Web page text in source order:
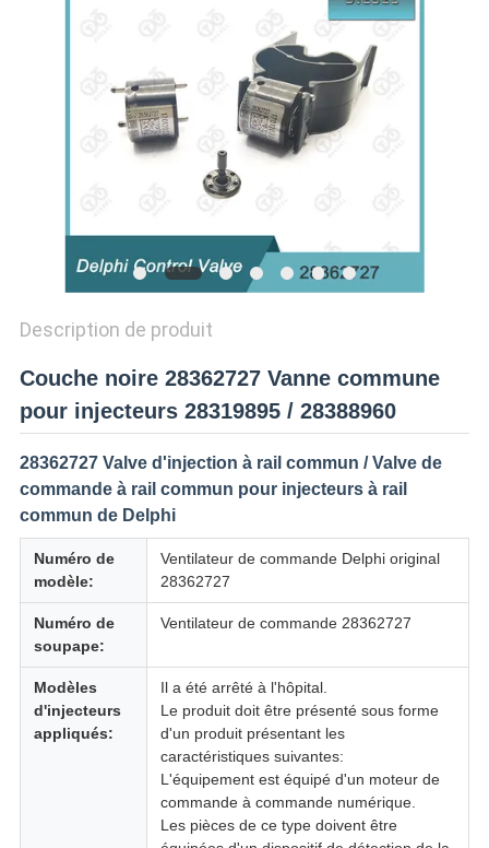
Description de produit
Couche noire 28362727 Vanne commune
pour injecteurs 28319895 / 28388960
28362727 Valve d'injection à rail commun / Valve de
commande à rail commun pour injecteurs à rail
commun de Delphi
Numéro de
modèle:
Ventilateur de commande Delphi original
28362727
Numéro de
soupape:
Ventilateur de commande 28362727
Modèles
d'injecteurs
appliqués:
Il a été arrêté à l'hôpital.
Le produit doit être présenté sous forme
d'un produit présentant les
caractéristiques suivantes:
L'équipement est équipé d'un moteur de
commande à commande numérique.
Les pièces de ce type doivent être